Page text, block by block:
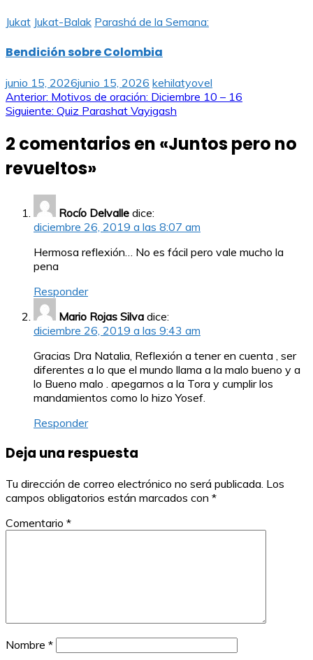
Jukat Jukat-Balak Parashá de la Semana:
Bendición sobre Colombia
junio 15, 2026junio 15, 2026 kehilatyovel
Navegación
entradas
Anterior: Motivos de oración: Diciembre 10 – 16
Siguiente: Quiz Parashat Vayigash
2 comentarios en «Juntos pero no
revueltos»
Rocío Delvalle dice:
diciembre 26, 2019 a las 8:07 am
Hermosa reflexión… No es fácil pero vale mucho la
pena
Responder
Mario Rojas Silva dice:
diciembre 26, 2019 a las 9:43 am
Gracias Dra Natalia, Reflexión a tener en cuenta , ser
diferentes a lo que el mundo llama a la malo bueno y a
lo Bueno malo . apegarnos a la Tora y cumplir los
mandamientos como lo hizo Yosef.
Responder
Deja una respuesta
Tu dirección de correo electrónico no será publicada. Los
campos obligatorios están marcados con *
Comentario *
Nombre *